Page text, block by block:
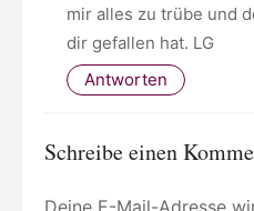
mir alles zu trübe und
dir gefallen hat. LG
Antworten
Schreibe einen
Deine E-Mail-Adresse